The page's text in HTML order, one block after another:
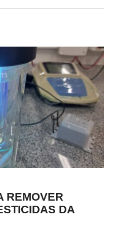
REMOVER
DA